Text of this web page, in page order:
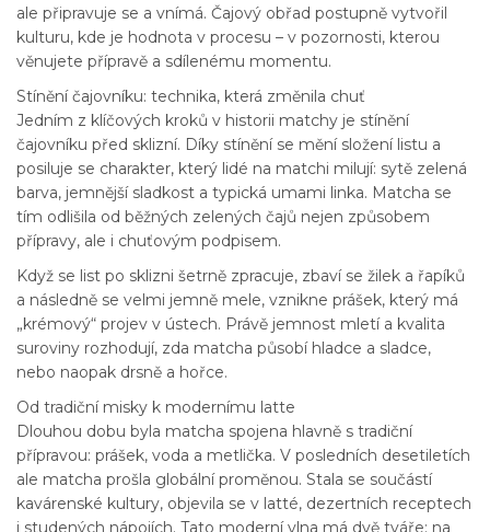
ale připravuje se a vnímá. Čajový obřad postupně vytvořil
kulturu, kde je hodnota v procesu – v pozornosti, kterou
věnujete přípravě a sdílenému momentu.
Stínění čajovníku: technika, která změnila chuť
Jedním z klíčových kroků v historii matchy je stínění
čajovníku před sklizní. Díky stínění se mění složení listu a
posiluje se charakter, který lidé na matchi milují: sytě zelená
barva, jemnější sladkost a typická umami linka. Matcha se
tím odlišila od běžných zelených čajů nejen způsobem
přípravy, ale i chuťovým podpisem.
Když se list po sklizni šetrně zpracuje, zbaví se žilek a řapíků
a následně se velmi jemně mele, vznikne prášek, který má
„krémový“ projev v ústech. Právě jemnost mletí a kvalita
suroviny rozhodují, zda matcha působí hladce a sladce,
nebo naopak drsně a hořce.
Od tradiční misky k modernímu latte
Dlouhou dobu byla matcha spojena hlavně s tradiční
přípravou: prášek, voda a metlička. V posledních desetiletích
ale matcha prošla globální proměnou. Stala se součástí
kavárenské kultury, objevila se v latté, dezertních receptech
i studených nápojích. Tato moderní vlna má dvě tváře: na